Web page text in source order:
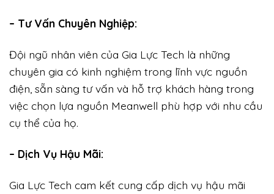
– Tư Vấn Chuyên Nghiệp:
Đội ngũ nhân viên của Gia Lực Tech là những
chuyên gia có kinh nghiệm trong lĩnh vực nguồn
điện, sẵn sàng tư vấn và hỗ trợ khách hàng trong
việc chọn lựa nguồn Meanwell phù hợp với nhu cầu
cụ thể của họ.
– Dịch Vụ Hậu Mãi:
Gia Lực Tech cam kết cung cấp dịch vụ hậu mãi